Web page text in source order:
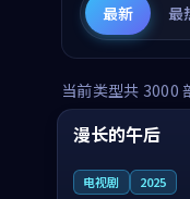
最新 最
当前类型共 3000
中国 高分
漫长的午后
电视剧 2025